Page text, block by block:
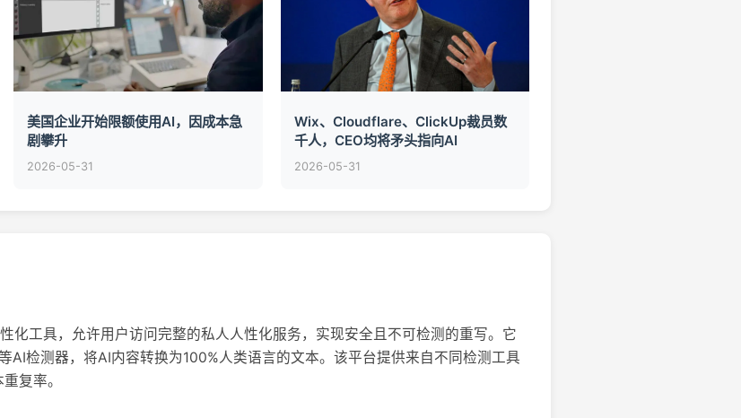
美国企业开始限额使用AI，因成本急
剧攀升
2026-05-31
Wix、Cloudflare、ClickUp裁员数
千人，CEO均将矛头指向AI
2026-05-31
化工具，允许用户访问完整的私人人性化服务，实现安全且不可检测的重写。它
检测器，将AI内容转换为100%人类语言的文本。该平台提供来自不同检测工具
复率。